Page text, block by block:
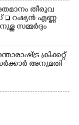
ശതമാനം തീരുവ
റഷ്യൻ എണ്ണ
സമ്മർദ്ദം
ക്രിക്കറ്റ്
അനുമതി